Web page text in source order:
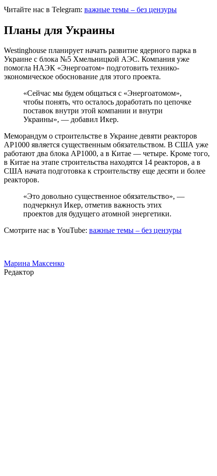
Читайте нас в Telegram: важные темы – без цензуры
Планы для Украины
Westinghouse планирует начать развитие ядерного парка в
Украине с блока №5 Хмельницкой АЭС. Компания уже
помогла НАЭК «Энергоатом» подготовить технико-
экономическое обоснование для этого проекта.
«Сейчас мы будем общаться с «Энергоатомом»,
чтобы понять, что осталось доработать по цепочке
поставок внутри этой компании и внутри
Украины», — добавил Икер.
Меморандум о строительстве в Украине девяти реакторов
АР1000 является существенным обязательством. В США уже
работают два блока АР1000, а в Китае — четыре. Кроме того,
в Китае на этапе строительства находятся 14 реакторов, а в
США начата подготовка к строительству еще десяти и более
реакторов.
«Это довольно существенное обязательство», —
подчеркнул Икер, отметив важность этих
проектов для будущего атомной энергетики.
Смотрите нас в YouTube: важные темы – без цензуры
Марина Максенко
Редактор